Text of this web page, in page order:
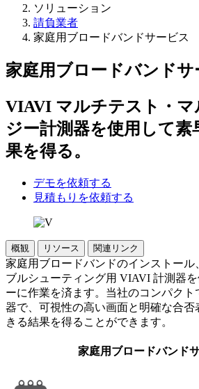
ソリューション
請負業者
家庭用ブロードバンドサービス
家庭用ブロードバンドサ
VIAVI マルチテスト・マ
ジー計測器を使用して素
果を得る。
デモを依頼する
見積もりを依頼する
概観 リソース 関連リンク
家庭用ブロードバンドのインストール
ブルシューティング用 VIAVI 計測器
ーに作業を済ます。当社のコンパクト
器で、可視性の高い画面と明確な合
きる結果を得ることができます。
家庭用ブロードバンド